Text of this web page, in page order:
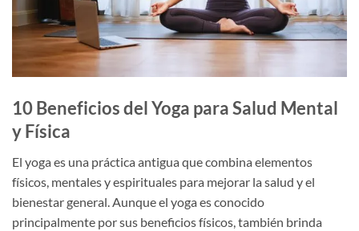
10 Beneficios del Yoga para Salud Mental
y Física
El yoga es una práctica antigua que combina elementos
físicos, mentales y espirituales para mejorar la salud y el
bienestar general. Aunque el yoga es conocido
principalmente por sus beneficios físicos, también brinda